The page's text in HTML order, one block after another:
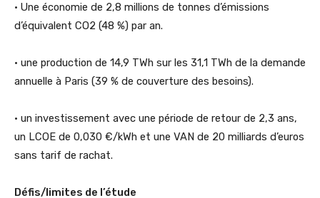
• Une économie de 2,8 millions de tonnes d’émissions
d’équivalent CO2 (48 %) par an.
• une production de 14,9 TWh sur les 31,1 TWh de la demande
annuelle à Paris (39 % de couverture des besoins).
• un investissement avec une période de retour de 2,3 ans,
un LCOE de 0,030 €/kWh et une VAN de 20 milliards d’euros
sans tarif de rachat.
Défis/limites de l’étude